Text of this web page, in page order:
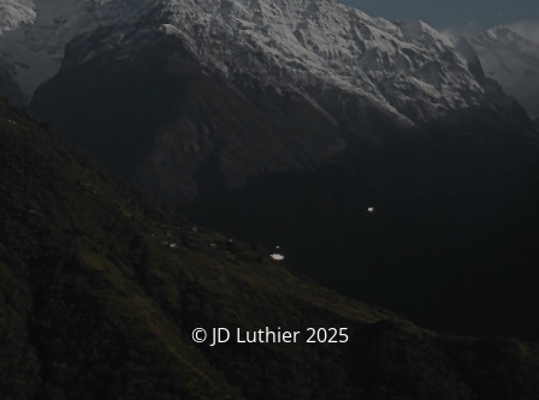
© JD Luthier 2025